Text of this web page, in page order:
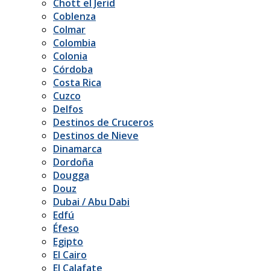
Chott el Jerid
Coblenza
Colmar
Colombia
Colonia
Córdoba
Costa Rica
Cuzco
Delfos
Destinos de Cruceros
Destinos de Nieve
Dinamarca
Dordoña
Dougga
Douz
Dubai / Abu Dabi
Edfú
Éfeso
Egipto
El Cairo
El Calafate